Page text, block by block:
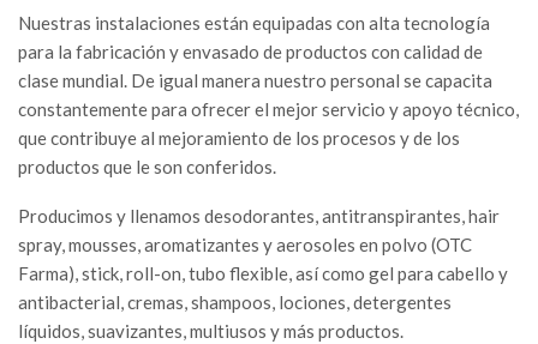
Nuestras instalaciones están equipadas con alta tecnología
para la fabricación y envasado de productos con calidad de
clase mundial. De igual manera nuestro personal se capacita
constantemente para ofrecer el mejor servicio y apoyo técnico,
que contribuye al mejoramiento de los procesos y de los
productos que le son conferidos.
Producimos y llenamos desodorantes, antitranspirantes, hair
spray, mousses, aromatizantes y aerosoles en polvo (OTC
Farma), stick, roll-on, tubo flexible, así como gel para cabello y
antibacterial, cremas, shampoos, lociones, detergentes
líquidos, suavizantes, multiusos y más productos.